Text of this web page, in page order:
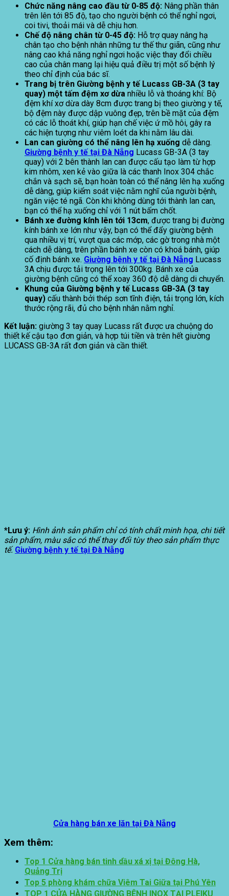
Chức năng nâng cao đầu từ 0-85 độ: Nâng phần thân
trên lên tới 85 độ, tạo cho người bệnh có thể nghỉ ngơi,
coi tivi, thoải mái và dễ chịu hơn.
Chế độ nâng chân từ 0-45 độ: Hỗ trợ quay nâng hạ
chân tạo cho bệnh nhân những tư thế thư giãn, cũng như
nâng cao khả năng nghỉ ngơi hoặc việc thay đổi chiều
cao của chân mang lại hiệu quả điều trị một số bệnh lý
theo chỉ định của bác sĩ.
Trang bị trên Giường bệnh y tế Lucass GB-3A (3 tay
quay) một tấm đệm xơ dừa nhiều lỗ và thoáng khí: Bộ
đệm khí xơ dừa dày 8cm được trang bị theo giường y tế,
bộ đệm này được dập vuông đẹp, trên bề mặt của đệm
có các lỗ thoát khí, giúp hạn chế việc ứ mồ hôi, gây ra
các hiện tượng như viêm loét da khi nằm lâu dài.
Lan can giường có thể nâng lên hạ xuống dễ dàng.
Giường bệnh y tế tại Đà Nẵng Lucass GB-3A (3 tay
quay) với 2 bên thành lan can được cấu tạo làm từ hợp
kim nhôm, xen kẻ vào giữa là các thanh Inox 304 chắc
chắn và sạch sẽ, bạn hoàn toàn có thể nâng lên hạ xuống
dễ dàng, giúp kiểm soát việc nằm nghĩ của người bệnh,
ngăn việc té ngã. Còn khi không dùng tới thành lan can,
bạn có thể hạ xuống chỉ với 1 nút bấm chốt.
Bánh xe đường kính lên tới 13cm, được trang bị đường
kính bánh xe lớn như vậy, bạn có thể đẩy giường bệnh
qua nhiều vị trí, vượt qua các mớp, các gờ trong nhà một
cách dễ dàng, trên phần bánh xe còn có khoá bánh, giúp
cố định bánh xe. Giường bệnh y tế tại Đà Nẵng Lucass
3A chịu được tải trọng lên tới 300kg. Bánh xe của
giường bệnh cũng có thể xoay 360 độ dễ dàng di chuyển.
Khung của Giường bệnh y tế Lucass GB-3A (3 tay
quay) cấu thành bởi thép sơn tĩnh điện, tải trọng lớn, kích
thước rộng rãi, đủ cho bệnh nhân nằm nghỉ.
Kết luận: giường 3 tay quay Lucass rất được ưa chuộng do
thiết kế cậu tạo đơn giản, và hợp túi tiền và trên hết giường
LUCASS GB-3A rất đơn giản và cần thiết.
*Lưu ý: Hình ảnh sản phẩm chỉ có tính chất minh họa, chi tiết
sản phẩm, màu sắc có thể thay đổi tùy theo sản phẩm thực
tế. Giường bệnh y tế tại Đà Nẵng
Cửa hàng bán xe lăn tại Đà Nẵng
Xem thêm:
Top 1 Cửa hàng bán tinh dầu xá xị tại Đông Hà,
Quảng Trị
Top 5 phòng khám chữa Viêm Tai Giữa tại Phú Yên
TOP 1 CỬA HÀNG GIƯỜNG BỆNH INOX TẠI PLEIKU